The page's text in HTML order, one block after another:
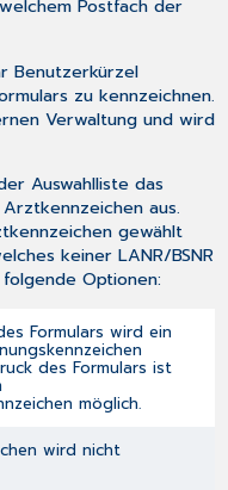
Postfach der
Benutzerkürzel
zu kennzeichnen.
Verwaltung und wird
Auswahlliste das
aus.
gewählt
keiner LANR/BSNR
Optionen:
Formulars wird ein
des Formulars ist
möglich.
wird nicht